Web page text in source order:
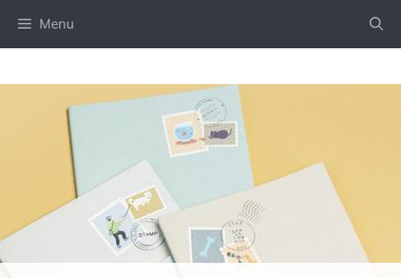
Menu